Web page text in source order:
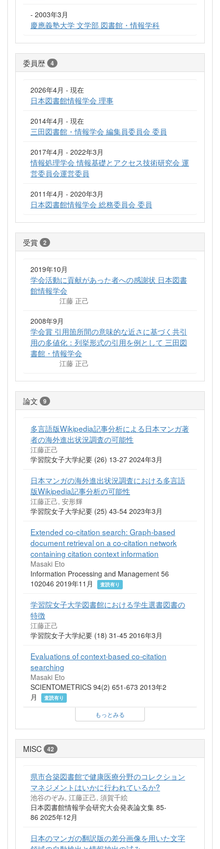
- 2003年3月
慶應義塾大学 文学部 図書館・情報学科
委員歴 4
2026年4月 - 現在
日本図書館情報学会 理事
2014年4月 - 現在
三田図書館・情報学会 編集員委員会 委員
2017年4月 - 2022年3月
情報処理学会 情報基礎とアクセス技術研究会 運
営委員会運営委員
2011年4月 - 2020年3月
日本図書館情報学会 総務委員会 委員
受賞 2
2019年10月
学会活動に貢献があった者への感謝状 日本図書
館情報学会
江藤 正己
2008年9月
学会賞 引用箇所間の意味的な近さに基づく共引
用の多値化：列挙形式の引用を例として 三田図
書館・情報学会
江藤 正己
論文 9
多言語版Wikipedia記事分析による日本マンガ著
者の海外進出状況調査の可能性
江藤正己
学習院女子大学紀要 (26) 13-27 2024年3月
日本マンガの海外進出状況調査における多言語
版Wikipedia記事分析の可能性
江藤正己, 安形輝
学習院女子大学紀要 (25) 43-54 2023年3月
Extended co-citation search: Graph-based
document retrieval on a co-citation network
containing citation context information
Masaki Eto
Information Processing and Management 56
102046 2019年11月
査読有り
学習院女子大学図書館における学生選書図書の
特徴
江藤正己
学習院女子大学紀要 (18) 31-45 2016年3月
Evaluations of context-based co-citation
searching
Masaki Eto
SCIENTOMETRICS 94(2) 651-673 2013年2
月
査読有り
もっとみる
MISC 42
県市合築図書館で健康医療分野のコレクション
マネジメントはいかに行われているか?
池谷のぞみ, 江藤正己, 須賀千絵
日本図書館情報学会研究大会発表論文集 85-
86 2025年12月
日本のマンガの翻訳版の差分画像を用いた文字